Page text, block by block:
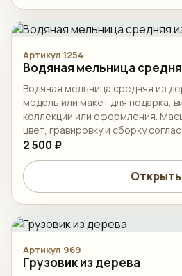
Артикул 1254
Водяная мельница
Водяная мельница средняя из
модель или макет для подарка,
коллекции или оформления.
цвет, гравировку и сборку
2 500 ₽
Открыть
Артикул 969
Грузовик из дерева